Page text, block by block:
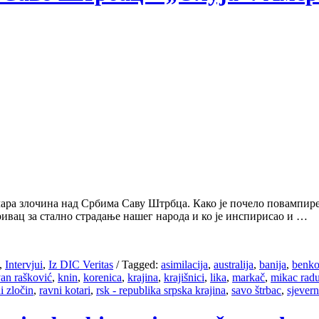
злочина над Србима Саву Штрбца. Како је почело
за стално страдање нашег народа и ко је инспирисао и …
, Intervjui, Iz DIC Veritas /Tagged: asimilacija, australija, banija,
rašković, knin, korenica, krajina, krajišnici, lika, markač, mikac
zločin, ravni kotari, rsk - republika srpska krajina, savo štrbac,